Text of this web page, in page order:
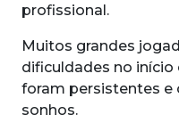
profissional.
Muitos grandes
dificuldades no início
foram persistentes e
sonhos.